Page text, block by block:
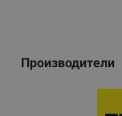
Производители